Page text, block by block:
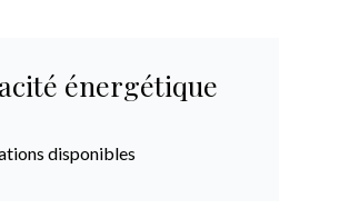
énergétique
disponibles